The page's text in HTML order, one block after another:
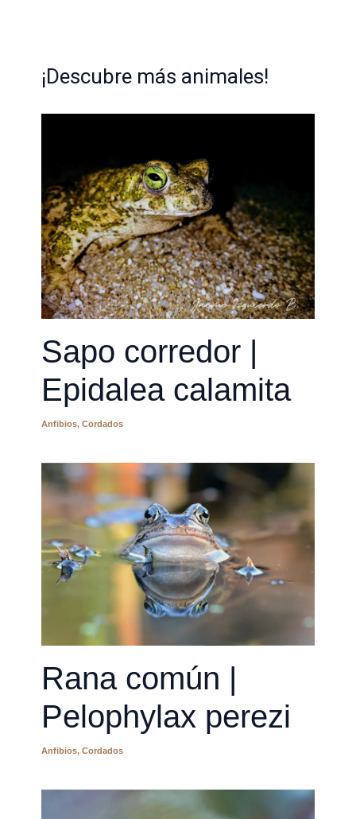
¡Descubre más animales!
Sapo corredor |
Epidalea calamita
Anfibios, Cordados
Rana común |
Pelophylax perezi
Anfibios, Cordados